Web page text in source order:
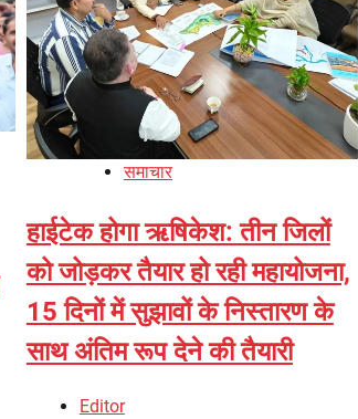
समाचार
हाईटेक होगा ऋषिकेश: तीन जिलों
को जोड़कर तैयार हो रही महायोजना,
15 दिनों में सुझावों के निस्तारण के
साथ अंतिम रूप देने की तैयारी
Editor